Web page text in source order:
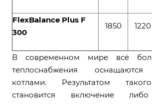
FlexBalance Plus F
300
1850 1220
В современном мире всё
теплоснабжения оснащаются
котлами. Результатом
становится включение